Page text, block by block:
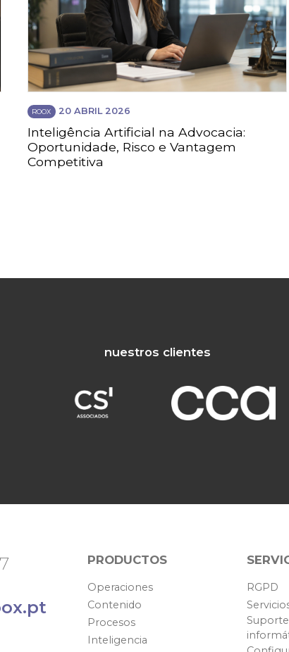
ROOX 20 ABRIL 2026
Inteligência Artificial na Advocacia:
Oportunidade, Risco e Vantagem
Competitiva
nuestros clientes
PRODUCTOS
Operaciones
Contenido
Procesos
Inteligencia
RGPD